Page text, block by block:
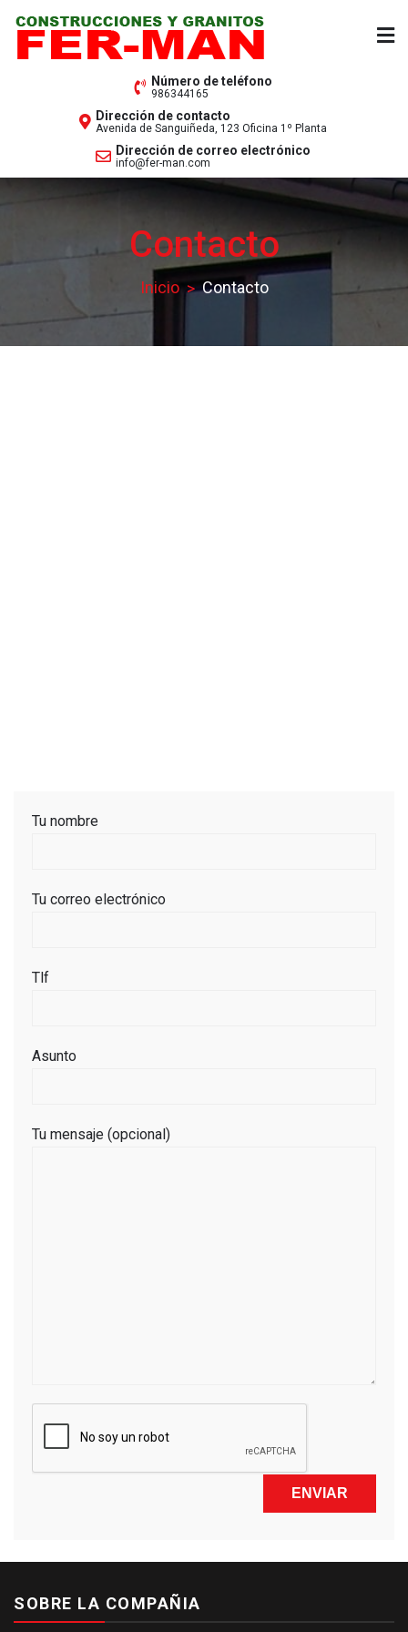
contenido
Fer-Man
Construcciones y Granitos
Número de teléfono
986344165
Dirección de contacto
Avenida de Sanguiñeda, 123 Oficina 1º Planta
Dirección de correo electrónico
info@fer-man.com
Contacto
Inicio Contacto
Tu nombre
Tu correo electrónico
Tlf
Asunto
Tu mensaje (opcional)
SOBRE LA COMPAÑIA